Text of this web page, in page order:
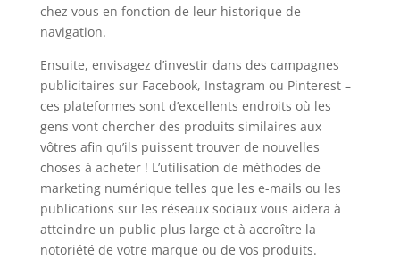
chez vous en fonction de leur historique de
navigation.
Ensuite, envisagez d’investir dans des campagnes
publicitaires sur Facebook, Instagram ou Pinterest –
ces plateformes sont d’excellents endroits où les
gens vont chercher des produits similaires aux
vôtres afin qu’ils puissent trouver de nouvelles
choses à acheter ! L’utilisation de méthodes de
marketing numérique telles que les e-mails ou les
publications sur les réseaux sociaux vous aidera à
atteindre un public plus large et à accroître la
notoriété de votre marque ou de vos produits.